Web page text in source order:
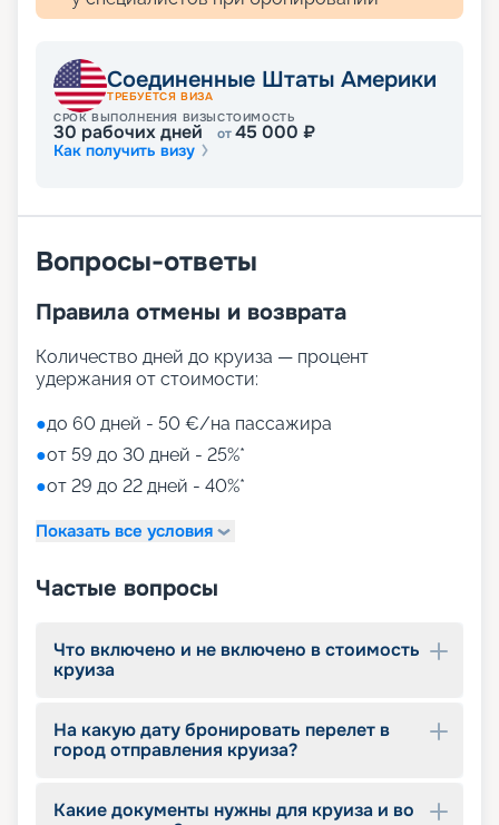
Соединенные Штаты Америки
ТРЕБУЕТСЯ ВИЗА
СРОК ВЫПОЛНЕНИЯ ВИЗЫ
30 рабочих дней
СТОИМОСТЬ
от45 000 ₽
Как получить визу
Вопросы-ответы
Правила отмены и возврата
Количество дней до круиза — процент
удержания от стоимости:
●до 60 дней - 50 €/на пассажира
●от 59 до 30 дней - 25%*
●от 29 до 22 дней - 40%*
Показать все условия
Частые вопросы
Что включено и не включено в стоимость
круиза
На какую дату бронировать перелет в
город отправления круиза?
Какие документы нужны для круиза и во